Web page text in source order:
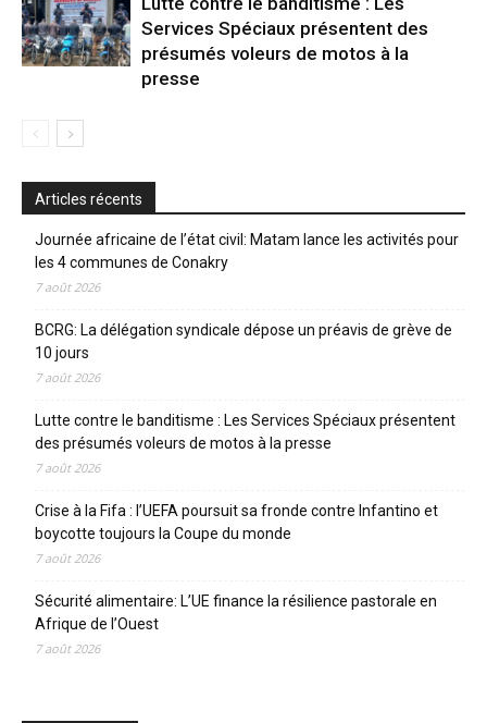
Services Spéciaux présentent des
présumés voleurs de motos à la
presse
Articles récents
Journée africaine de l’état civil: Matam lance les activités pour
les 4 communes de Conakry
7 août 2026
BCRG: La délégation syndicale dépose un préavis de grève de
10 jours
7 août 2026
Lutte contre le banditisme : Les Services Spéciaux présentent
des présumés voleurs de motos à la presse
7 août 2026
Crise à la Fifa : l’UEFA poursuit sa fronde contre Infantino et
boycotte toujours la Coupe du monde
7 août 2026
Sécurité alimentaire: L’UE finance la résilience pastorale en
Afrique de l’Ouest
7 août 2026